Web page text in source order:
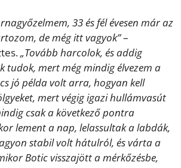
33 és fél évesen már az
de még itt vagyok”–
„Tovább harcolok, és addig
tudok, mert még mindig élvezem a
jó példa volt arra, hogyan kell
mert végig igazi hullámvasút
csak a következő pontra
lement a nap, lelassultak a labdák,
stabil volt hátulról, és várta a
Botic visszajött a mérkőzésbe,